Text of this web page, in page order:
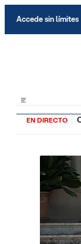
Accede sin límites
EN DIRECTO